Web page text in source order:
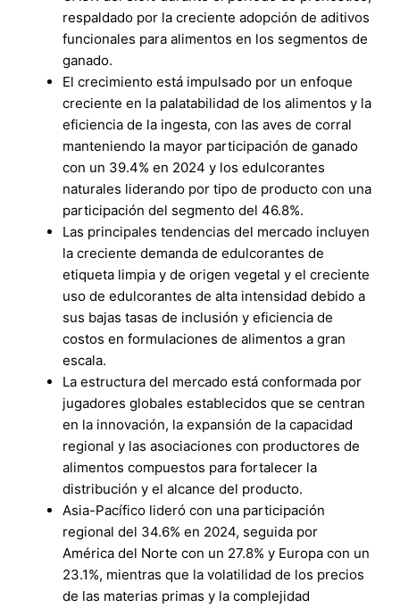
respaldado por la creciente adopción de aditivos
funcionales para alimentos en los segmentos de
ganado.
El crecimiento está impulsado por un enfoque
creciente en la palatabilidad de los alimentos y la
eficiencia de la ingesta, con las aves de corral
manteniendo la mayor participación de ganado
con un 39.4% en 2024 y los edulcorantes
naturales liderando por tipo de producto con una
participación del segmento del 46.8%.
Las principales tendencias del mercado incluyen
la creciente demanda de edulcorantes de
etiqueta limpia y de origen vegetal y el creciente
uso de edulcorantes de alta intensidad debido a
sus bajas tasas de inclusión y eficiencia de
costos en formulaciones de alimentos a gran
escala.
La estructura del mercado está conformada por
jugadores globales establecidos que se centran
en la innovación, la expansión de la capacidad
regional y las asociaciones con productores de
alimentos compuestos para fortalecer la
distribución y el alcance del producto.
Asia-Pacífico lideró con una participación
regional del 34.6% en 2024, seguida por
América del Norte con un 27.8% y Europa con un
23.1%, mientras que la volatilidad de los precios
de las materias primas y la complejidad